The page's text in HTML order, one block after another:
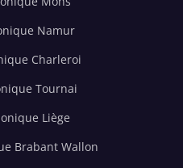
Namur
Charleroi
Tournai
Liège
Brabant Wallon